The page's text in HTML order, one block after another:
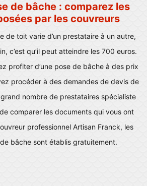
de bâche : comparez les
par les couvreurs
de toit varie d’un prestataire à un autre,
c’est qu’il peut atteindre les 700 euros.
profiter d’une pose de bâche à des prix
procéder à des demandes de devis de
nombre de prestataires spécialiste
comparer les documents qui vous ont
professionnel Artisan Franck, les
bâche sont établis gratuitement.